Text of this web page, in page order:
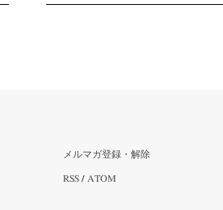
メルマガ登録・解除
RSS / ATOM